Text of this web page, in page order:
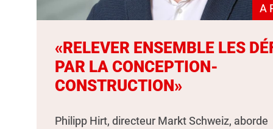
A
«RELEVER ENSEMBLE LES
PAR LA CONCEPTION-
CONSTRUCTION»
Philipp Hirt, directeur Markt Schweiz, aborde